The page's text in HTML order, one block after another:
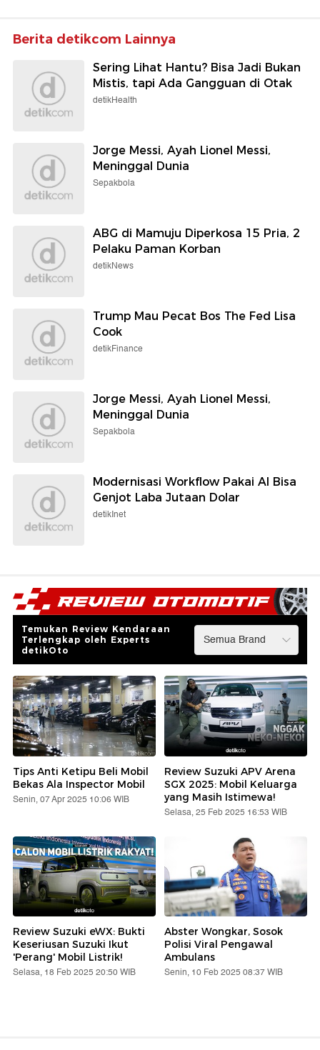
Berita detikcom Lainnya
Sering Lihat Hantu? Bisa Jadi Bukan
Mistis, tapi Ada Gangguan di Otak
detikHealth
Jorge Messi, Ayah Lionel Messi,
Meninggal Dunia
Sepakbola
ABG di Mamuju Diperkosa 15 Pria, 2
Pelaku Paman Korban
detikNews
Trump Mau Pecat Bos The Fed Lisa
Cook
detikFinance
Jorge Messi, Ayah Lionel Messi,
Meninggal Dunia
Sepakbola
Modernisasi Workflow Pakai AI Bisa
Genjot Laba Jutaan Dolar
detikInet
Temukan Review Kendaraan
Terlengkap oleh Experts
detikOto
Tips Anti Ketipu Beli Mobil
Bekas Ala Inspector Mobil
Senin, 07 Apr 2025 10:06 WIB
Review Suzuki APV Arena
SGX 2025: Mobil Keluarga
yang Masih Istimewa!
Selasa, 25 Feb 2025 16:53 WIB
Review Suzuki eWX: Bukti
Keseriusan Suzuki Ikut
'Perang' Mobil Listrik!
Selasa, 18 Feb 2025 20:50 WIB
Abster Wongkar, Sosok
Polisi Viral Pengawal
Ambulans
Senin, 10 Feb 2025 08:37 WIB